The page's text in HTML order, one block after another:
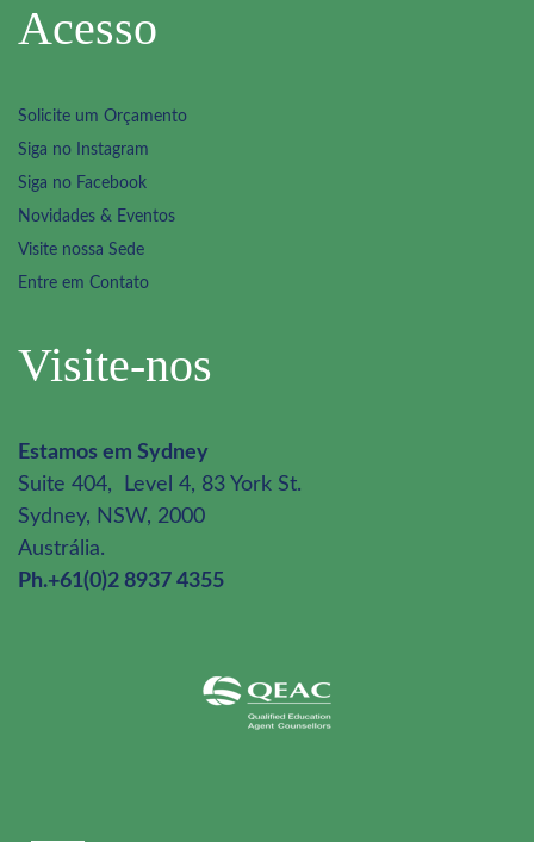
Acesso
Solicite um Orçamento
Siga no Instagram
Siga no Facebook
Novidades & Eventos
Visite nossa Sede
Entre em Contato
Visite-nos
Estamos em Sydney
Suite 404, Level 4, 83 York St.
Sydney, NSW, 2000
Austrália.
Ph.+61(0)2 8937 4355